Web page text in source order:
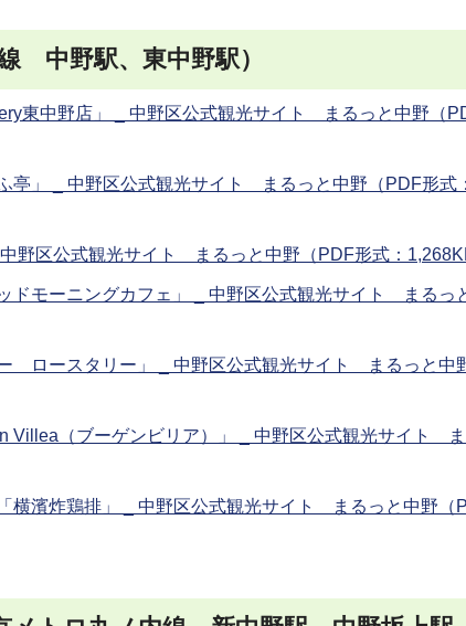
中野駅、東中野駅）
東中野店」 _ 中野区公式観光サイト まるっと中野（
」 _ 中野区公式観光サイト まるっと中野（PDF形式
野区公式観光サイト まるっと中野（PDF形式：
ドモーニングカフェ」 _ 中野区公式観光サイト まるっ
ロースタリー」 _ 中野区公式観光サイト まるっと中
Villea（ブーゲンビリア）」 _ 中野区公式観光サイト
横濱炸鶏排」 _ 中野区公式観光サイト まるっと中野（